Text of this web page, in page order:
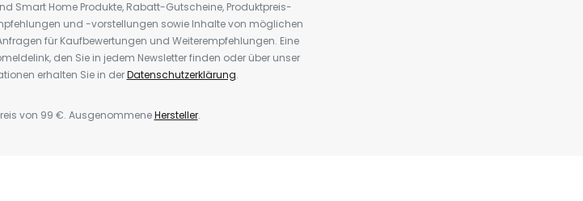
Smart Home Produkte, Rabatt-Gutscheine, Produktpreis-
und -vorstellungen sowie Inhalte von möglichen
für Kaufbewertungen und Weiterempfehlungen. Eine
den Sie in jedem Newsletter finden oder über unser
erhalten Sie in derDatenschutzerklärung.
von 99 €. AusgenommeneHersteller.